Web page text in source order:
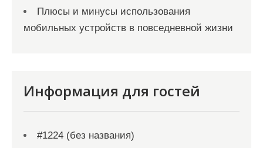
Плюсы и минусы использования
мобильных устройств в повседневной жизни
Информация для гостей
#1224 (без названия)